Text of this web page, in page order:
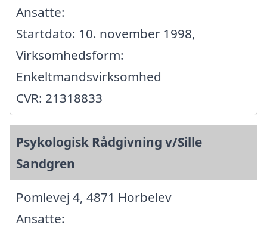
Ansatte:
Startdato: 10. november 1998,
Virksomhedsform:
Enkeltmandsvirksomhed
CVR: 21318833
Psykologisk Rådgivning v/Sille
Sandgren
Pomlevej 4, 4871 Horbelev
Ansatte: